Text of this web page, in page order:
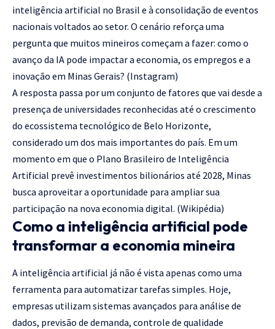
inteligência artificial no Brasil e à consolidação de eventos
nacionais voltados ao setor. O cenário reforça uma
pergunta que muitos mineiros começam a fazer: como o
avanço da IA pode impactar a economia, os empregos e a
inovação em Minas Gerais? (Instagram)
A resposta passa por um conjunto de fatores que vai desde a
presença de universidades reconhecidas até o crescimento
do ecossistema tecnológico de Belo Horizonte,
considerado um dos mais importantes do país. Em um
momento em que o Plano Brasileiro de Inteligência
Artificial prevê investimentos bilionários até 2028, Minas
busca aproveitar a oportunidade para ampliar sua
participação na nova economia digital. (Wikipédia)
Como a inteligência artificial pode
transformar a economia mineira
A inteligência artificial já não é vista apenas como uma
ferramenta para automatizar tarefas simples. Hoje,
empresas utilizam sistemas avançados para análise de
dados, previsão de demanda, controle de qualidade